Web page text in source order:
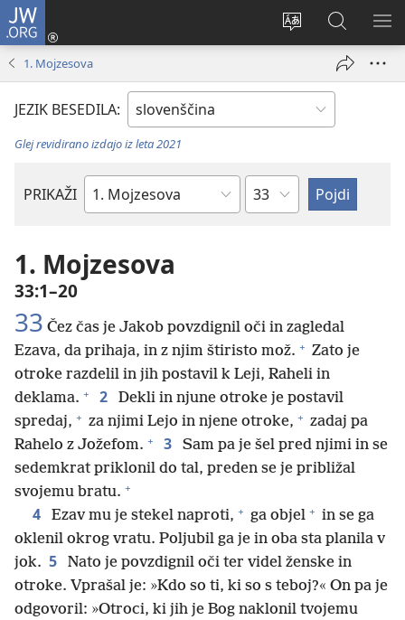
JW.ORG
Spremeni
spletnega
mesta
Prijava
(odpre
Iskanje
po
JW.ORG
1. Mojzesova
JEZIK BESEDILA:
Glej revidirano izdajo iz leta 2021
PRIKAŽI
Po
knjigi
Poglavje
1. Mojzesova
33:1–20
33 Čez čas je Jakob povzdignil oči in zagledal
Ezava, da prihaja, in z njim štiristo mož. + Zato je
otroke razdelil in jih postavil k Leji, Raheli in
deklama. + 2
Dekli in njune otroke je postavil
spredaj, + za njimi Lejo in njene otroke, + zadaj pa
Rahelo z Jožefom. + 3
Sam pa je šel pred njimi in se
sedemkrat priklonil do tal, preden se je približal
svojemu bratu. +
4 Ezav mu je stekel naproti, + ga objel + in se ga
oklenil okrog vratu. Poljubil ga je in oba sta planila v
jok. 5
Nato je povzdignil oči ter videl ženske in
otroke. Vprašal je: »Kdo so ti, ki so s teboj?« On pa je
odgovoril: »Otroci, ki jih je Bog naklonil tvojemu